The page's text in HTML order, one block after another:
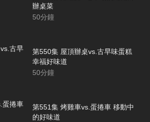
辦桌菜
50分鐘
第550集 屋頂辦桌vs.古早味蛋糕
幸福好味道
50分鐘
第551集 烤雞車vs.蛋捲車 移動中
的好味道